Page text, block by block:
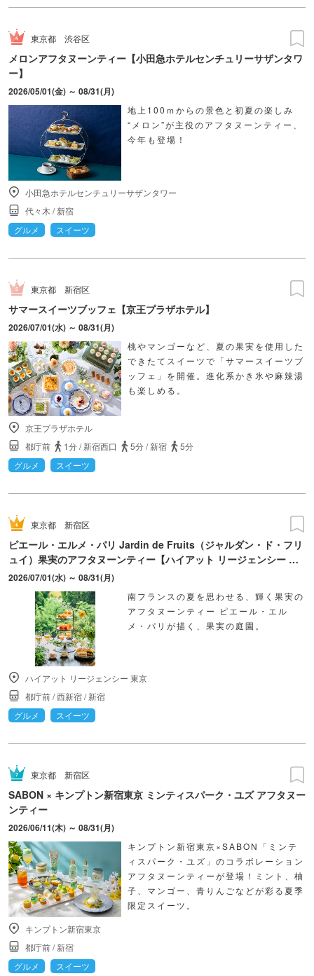
東京都 渋谷区
メロンアフタヌーンティー【小田急ホテルセンチュリーサザンタワ
ー】
2026/05/01(金) ～ 08/31(月)
地上100ｍからの景色と初夏の楽しみ
“メロン”が主役のアフタヌーンティー、
今年も登場！
小田急ホテルセンチュリーサザンタワー
代々木 /新宿
グルメ
スイーツ
東京都 新宿区
サマースイーツブッフェ【京王プラザホテル】
2026/07/01(水) ～ 08/31(月)
桃やマンゴーなど、夏の果実を使用した
できたてスイーツで「サマースイーツブ
ッフェ」を開催。進化系かき氷や麻辣湯
も楽しめる。
京王プラザホテル
都庁前
1分/新宿西口 5分/新宿
5分
グルメ
スイーツ
東京都 新宿区
ピエール・エルメ・パリ Jardin de Fruits（ジャルダン・ド・フリ
ュイ）果実のアフタヌーンティー【ハイアット リージェンシー 東
京】
2026/07/01(水) ～ 08/31(月)
南フランスの夏を思わせる、輝く果実の
アフタヌーンティー ピエール・エル
メ・パリが描く、果実の庭園。
ハイアット リージェンシー 東京
都庁前/西新宿/新宿
グルメ
スイーツ
東京都 新宿区
SABON × キンプトン新宿東京 ミンティスパーク・ユズ アフタヌー
ンティー
2026/06/11(木) ～ 08/31(月)
キンプトン新宿東京×SABON「ミンテ
ィスパーク・ユズ」​のコラボレーション
アフタヌーンティーが登場！​ミント、柚
子、マンゴー、青りんごなどが彩る夏季
限定スイーツ。
キンプトン新宿東京
都庁前/新宿
グルメ
スイーツ